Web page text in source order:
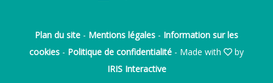
Plan du site - Mentions légales - Information sur les
cookies - Politique de confidentialité - Made with
by
IRIS Interactive